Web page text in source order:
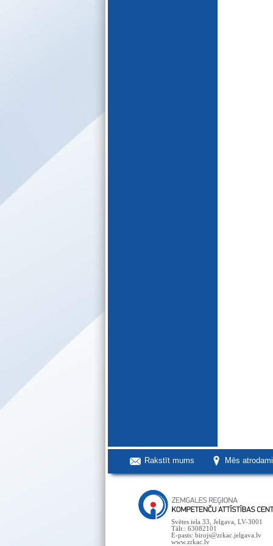
Rakstīt mums Mēs
Svētes iela 33, Jelgava, LV-3001
Tālr.: 63082101
E-pasts: birojs@zrkac.jelgava.lv
www.zrkac.lv